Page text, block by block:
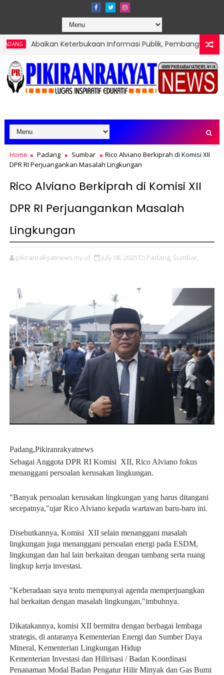
Keterbukaan Informasi Publik, Pembangunan Pagar TPA Air
Home Padang Sumbar
Rico Alviano Berkiprah di Komisi XII
DPR RI Perjuangankan Masalah Lingkungan
Rico Alviano Berkiprah di Komisi XII
DPR RI Perjuangankan Masalah
Lingkungan
pikiranrakyatnews.my.id July 08, 2025 Padang, Sumbar,
Padang,Pikiranrakyatnews
Sebagai Anggota DPR RI Komisi XII, Rico Alviano fokus
menanggani persoalan kerusakan lingkungan.
"Banyak persoalan kerusakan lingkungan yang harus ditangani
secepatnya,"ujar Rico Alviano kepada wartawan baru-baru ini.
Disebutkannya, Komisi XII selain menanggani masalah
lingkungan juga menanggani persoalan energi pada ESDM,
lingkungan dan hal lain berkaitan dengan tambang serta ruang
lingkup kerja investasi.
"Keberadaan saya tentu mempunyai agenda memperjuangkan
hal berkaitan dengan masalah lingkungan,"imbuhnya.
Dikatakannya, komisi XII bermitra dengan berbagai lembaga
strategis, di antaranya Kementerian Energi dan Sumber Daya
Mineral, Kementerian Lingkungan Hidup
Kementerian Investasi dan Hilirisasi / Badan Koordinasi
Penanaman Modal Badan Pengatur Hilir Minyak dan Gas Bumi